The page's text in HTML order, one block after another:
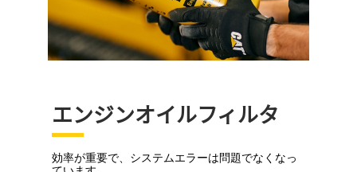
エンジンオイルフィルタ
効率が重要で、システムエラーは問題でなくなっ